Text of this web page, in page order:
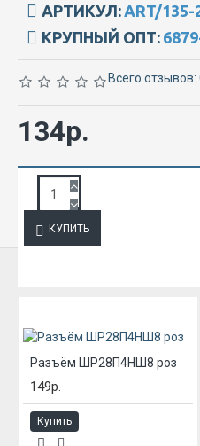
АРТИКУЛ: ART/135-
КРУПНЫЙ ОПТ:
Всего отзывов:
134р.
КУПИТЬ
Разъём ШР28П4НШ8 роз
149р.
Купить